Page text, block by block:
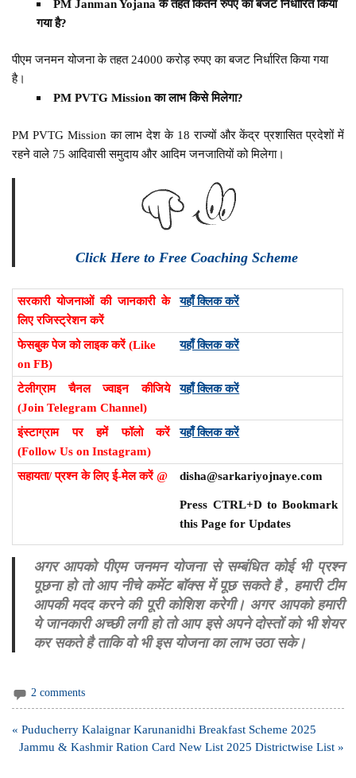
PM Janman Yojana के तहत कितने रुपए का बजट निर्धारित किया
गया है?
पीएम जनमन योजना के तहत 24000 करोड़ रुपए का बजट निर्धारित किया गया
है।
PM PVTG Mission का लाभ किसे मिलेगा?
PM PVTG Mission का लाभ देश के 18 राज्यों और केंद्र प्रशासित प्रदेशों में
रहने वाले 75 आदिवासी समुदाय और आदिम जनजातियों को मिलेगा।
Click Here to Free Coaching Scheme
सरकारी योजनाओं की जानकारी के
लिए रजिस्ट्रेशन करें
यहाँ क्लिक करें
फेसबुक पेज को लाइक करें (Like
on FB)
यहाँ क्लिक करें
टेलीग्राम चैनल ज्वाइन कीजिये
(Join Telegram Channel)
यहाँ क्लिक करें
इंस्टाग्राम पर हमें फॉलो करें
(Follow Us on Instagram)
यहाँ क्लिक करें
सहायता/ प्रश्न के लिए ई-मेल करें @ disha@sarkariyojnaye.com
Press CTRL+D to Bookmark
this Page for Updates
अगर आपको पीएम जनमन योजना से सम्बंधित कोई भी प्रश्न
पूछना हो तो आप नीचे कमेंट बॉक्स में पूछ सकते है , हमारी टीम
आपकी मदद करने की पूरी कोशिश करेगी। अगर आपको हमारी
ये जानकारी अच्छी लगी हो तो आप इसे अपने दोस्तों को भी शेयर
कर सकते है ताकि वो भी इस योजना का लाभ उठा सके।
2 comments
Post
navigation
« Puducherry Kalaignar Karunanidhi Breakfast Scheme 2025
Jammu & Kashmir Ration Card New List 2025 Districtwise List »